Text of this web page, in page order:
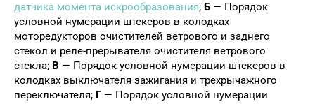
датчика момента искрообразования; Б — Порядок
условной нумерации штекеров в колодках
моторедукторов очистителей ветрового и заднего
стекол и реле-прерывателя очистителя ветрового
стекла; В — Порядок условной нумерации штекеров в
колодках выключателя зажигания и трехрычажного
переключателя; Г — Порядок условной нумерации